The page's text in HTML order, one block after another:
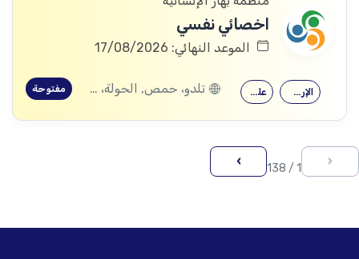
اخصائي نفسي
الموعد النهائي: 17/08/2026
علم النفس الإرشاد النفسي تلدو، حمص, الحولة، حمص مفتوحة
‹
1 / 138
›